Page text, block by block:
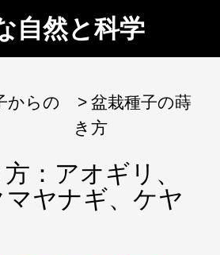
自然と科学
からの
盆栽種子の蒔
き方
：アオギリ、
マヤナギ、ケヤ